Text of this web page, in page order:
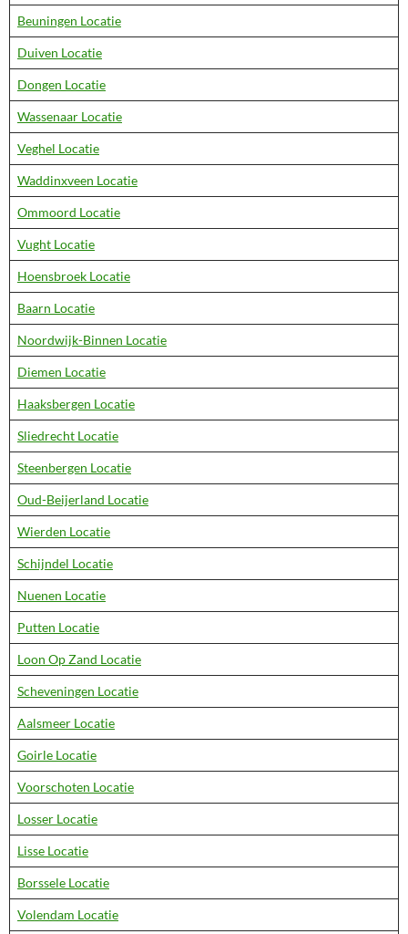
Beuningen Locatie
Duiven Locatie
Dongen Locatie
Wassenaar Locatie
Veghel Locatie
Waddinxveen Locatie
Ommoord Locatie
Vught Locatie
Hoensbroek Locatie
Baarn Locatie
Noordwijk-Binnen Locatie
Diemen Locatie
Haaksbergen Locatie
Sliedrecht Locatie
Steenbergen Locatie
Oud-Beijerland Locatie
Wierden Locatie
Schijndel Locatie
Nuenen Locatie
Putten Locatie
Loon Op Zand Locatie
Scheveningen Locatie
Aalsmeer Locatie
Goirle Locatie
Voorschoten Locatie
Losser Locatie
Lisse Locatie
Borssele Locatie
Volendam Locatie